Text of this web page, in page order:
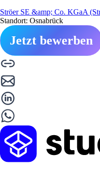
Ströer SE &amp; Co. KGaA
Standort: Osnabrück
Jetzt bewerben